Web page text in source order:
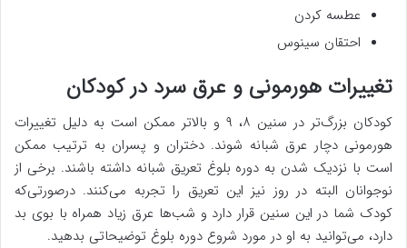
عطسه کردن
احتقان سینوس
تغییرات هورمونی و عرق سرد در کودکان
کودکان بزرگ‌تر در سنین ۸، ۹ و بالاتر ممکن است به دلیل تغییرات
هورمونی دچار عرق شبانه شوند. دختران و پسران به ترتیب ممکن
است با نزدیک شدن به دوره بلوغ تعریق شبانه داشته باشند. برخی از
نوجوانان البته در روز نیز این تعریق را تجربه می‌کنند. درصورتی‌که
کودک شما در این سنین قرار دارد و شب‌ها عرق زیاد همراه با بوی بد
دارد، می‌توانید به او در مورد شروع دوره بلوغ توضیحاتی بدهید.